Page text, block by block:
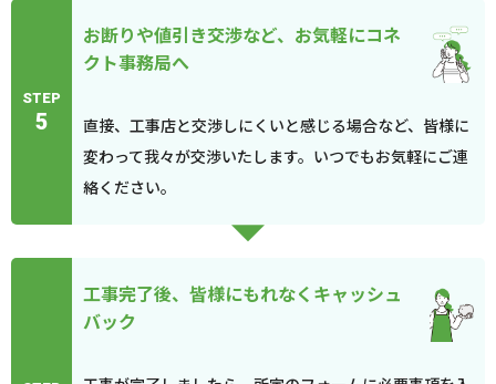
STEP
5
お断りや値引き交渉など、お気軽にコネ
クト事務局へ
直接、工事店と交渉しにくいと感じる場合など、皆様に
変わって我々が交渉いたします。いつでもお気軽にご連
絡ください。
工事完了後、皆様にもれなくキャッシュ
バック